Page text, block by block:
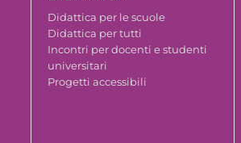
Didattica per le scuole
Didattica per tutti
Incontri per docenti e studenti
universitari
Progetti accessibili